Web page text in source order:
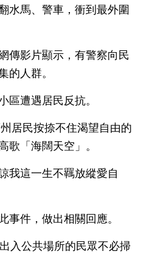
水馬、警車，衝到最外圍
傳影片顯示，有警察向民
的人群。
區遭遇居民反抗。
居民按捺不住渴望自由的
歌「海闊天空」。
我這一生不羈放縱愛自
事件，做出相關回應。
入公共場所的民眾不必掃